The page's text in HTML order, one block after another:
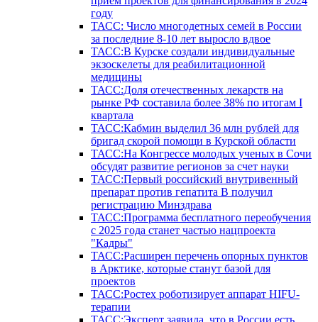
году
ТАСС: Число многодетных семей в России
за последние 8-10 лет выросло вдвое
ТАСС:В Курске создали индивидуальные
экзоскелеты для реабилитационной
медицины
ТАСС:Доля отечественных лекарств на
рынке РФ составила более 38% по итогам I
квартала
ТАСС:Кабмин выделил 36 млн рублей для
бригад скорой помощи в Курской области
ТАСС:На Конгрессе молодых ученых в Сочи
обсудят развитие регионов за счет науки
ТАСС:Первый российский внутривенный
препарат против гепатита В получил
регистрацию Минздрава
ТАСС:Программа бесплатного переобучения
с 2025 года станет частью нацпроекта
"Кадры"
ТАСС:Расширен перечень опорных пунктов
в Арктике, которые станут базой для
проектов
ТАСС:Ростех роботизирует аппарат HIFU-
терапии
ТАСС:Эксперт заявила, что в России есть